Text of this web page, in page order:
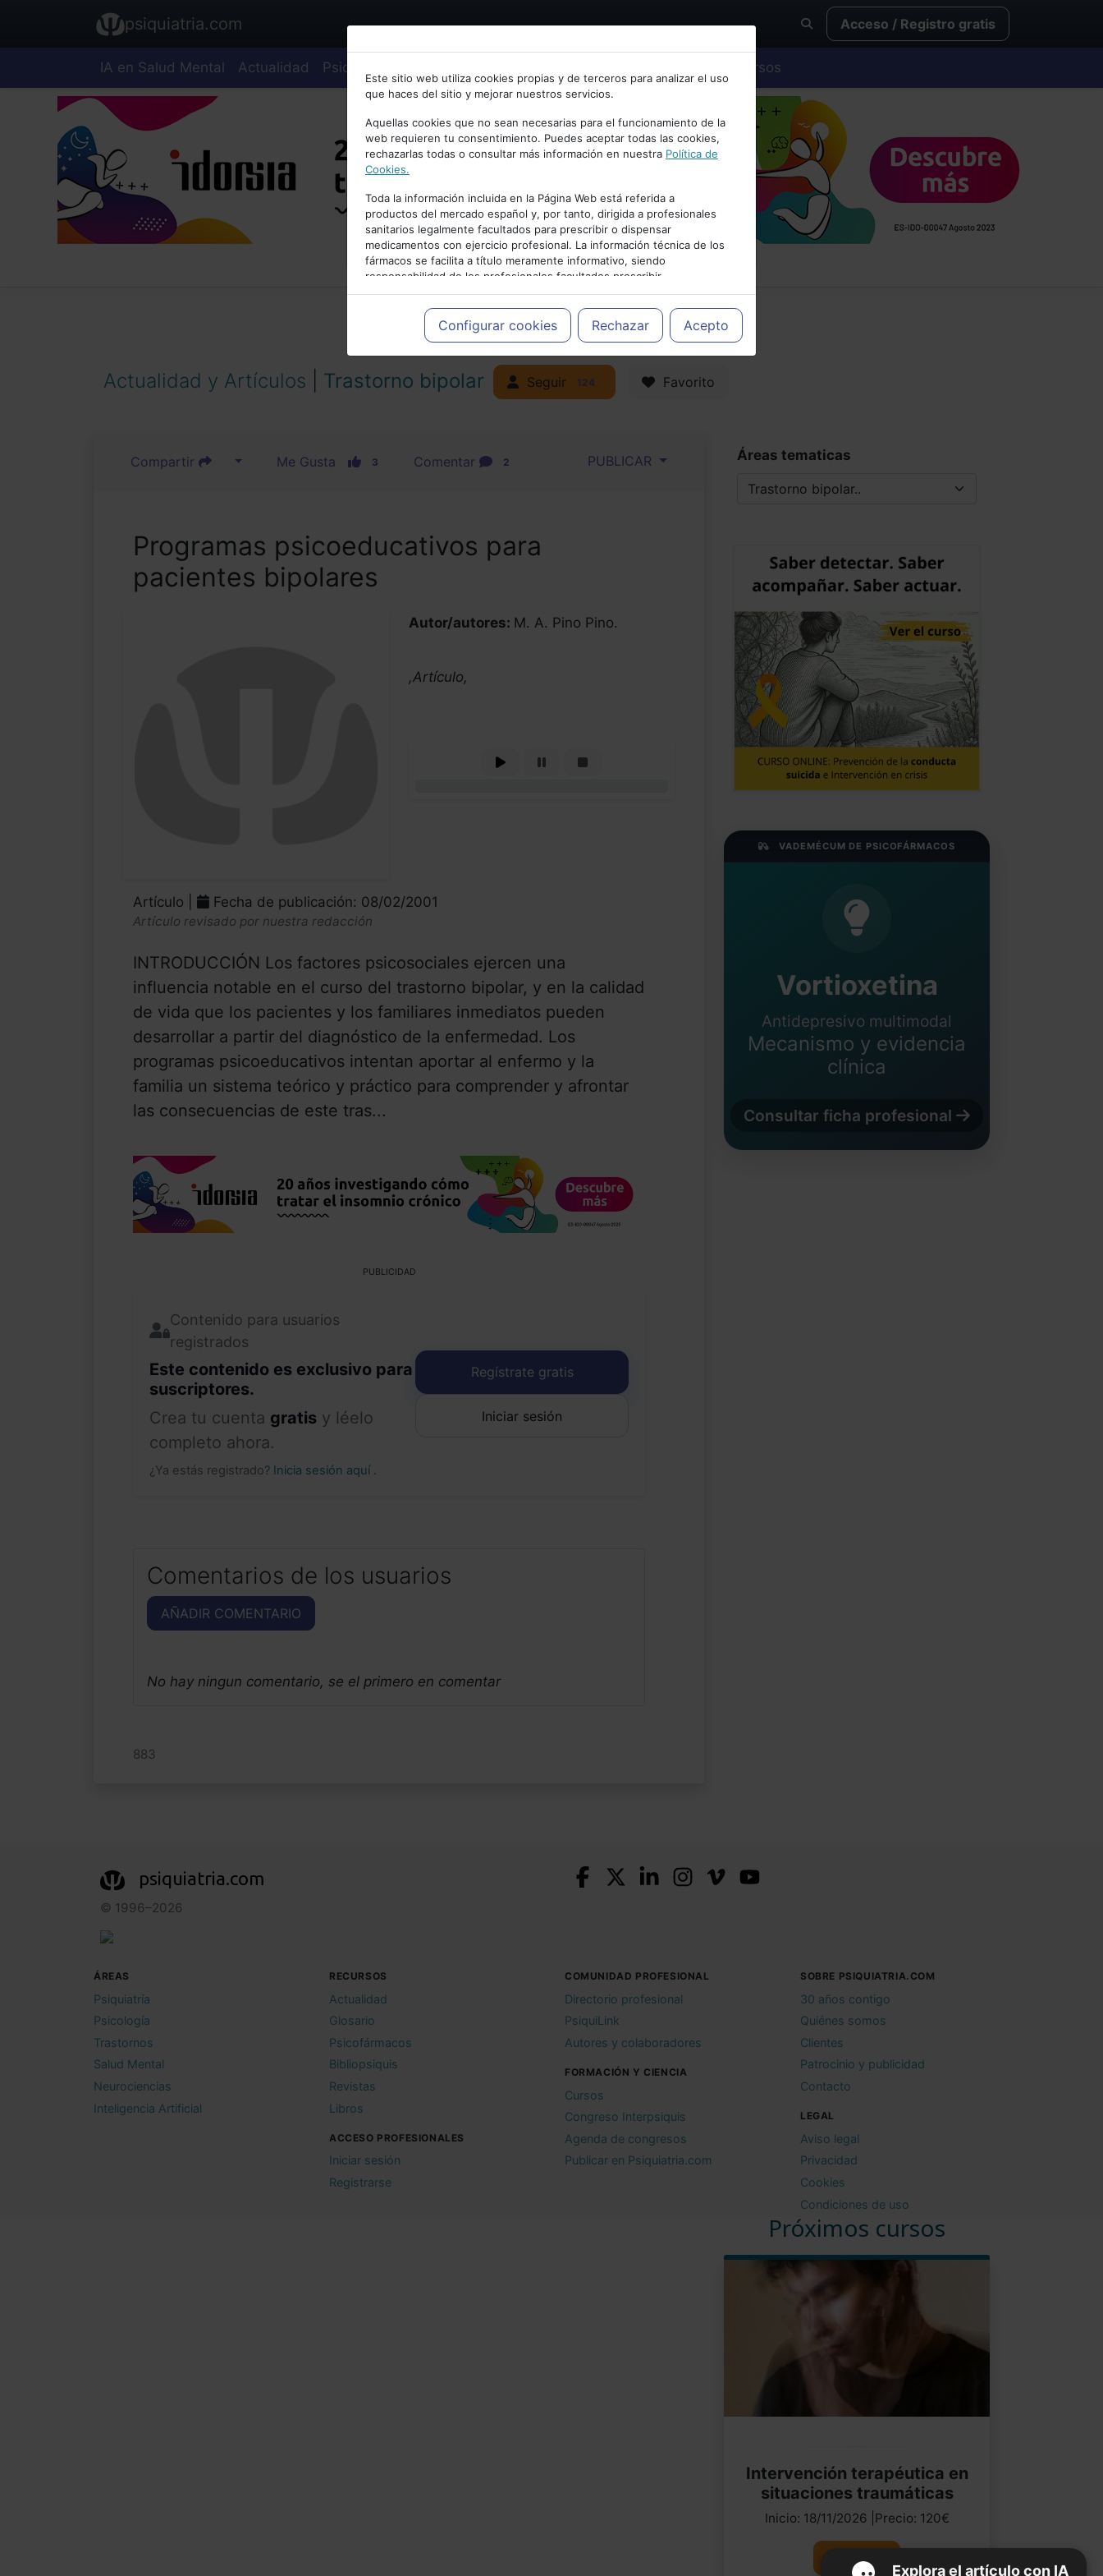
Bienvenid@ a psiquiatria.com
Escribe tu Email
Accede o regístrate con tu email.
Cancelar
psiquiatria.com Acceso / Registro gratis
IA en Salud Mental Actualidad Psiquiatría Cursos
Este sitio web utiliza cookies propias y de terceros para analizar el uso
que haces del sitio y mejorar nuestros servicios.
Aquellas cookies que no sean necesarias para el funcionamiento de la
web requieren tu consentimiento. Puedes aceptar todas las cookies,
rechazarlas todas o consultar más información en nuestra Política de
Cookies.
Toda la información incluida en la Página Web está referida a
productos del mercado español y, por tanto, dirigida a profesionales
sanitarios legalmente facultados para prescribir o dispensar
medicamentos con ejercicio profesional. La información técnica de los
fármacos se facilita a título meramente informativo, siendo
responsabilidad de los profesionales facultados prescribir
medicamentos y decidir, en cada caso concreto, el tratamiento más
adecuado a las necesidades del paciente.
Configurar cookies Rechazar Acepto
PUBLICIDAD
Actualidad y Artículos Trastorno bipolar Seguir 124 Favorito
Compartir Me Gusta 3 Comentar 2 PUBLICAR
Programas psicoeducativos para
pacientes bipolares
Autor/autores: M. A. Pino Pino.
,Artículo,
Artículo | Fecha de publicación: 08/02/2001
Artículo revisado por nuestra redacción
INTRODUCCIÓN Los factores psicosociales ejercen una
influencia notable en el curso del trastorno bipolar, y en la calidad
de vida que los pacientes y los familiares inmediatos pueden
desarrollar a partir del diagnóstico de la enfermedad. Los
programas psicoeducativos intentan aportar al enfermo y la
familia un sistema teórico y práctico para comprender y afrontar
las consecuencias de este tras...
PUBLICIDAD
Contenido para usuarios
registrados
Este contenido es exclusivo para
suscriptores.
Crea tu cuenta gratis y léelo
completo ahora.
¿Ya estás registrado? Inicia sesión aquí .
Regístrate gratis
Iniciar sesión
Comentarios de los usuarios
AÑADIR COMENTARIO
No hay ningun comentario, se el primero en comentar
883
Áreas tematicas
VADEMÉCUM DE PSICOFÁRMACOS
Vortioxetina
Antidepresivo multimodal
Mecanismo y evidencia
clínica
Consultar ficha profesional
Próximos cursos
Intervención terapéutica en
situaciones traumáticas
Inicio: 18/11/2026 |Precio: 120€
Ver curso
Explora el artículo con IA
psiquiatria.com
© 1996–2026
ÁREAS
Psiquiatría
Psicología
Trastornos
Salud Mental
Neurociencias
Inteligencia Artificial
RECURSOS
Actualidad
Glosario
Psicofármacos
Bibliopsiquis
Revistas
Libros
ACCESO PROFESIONALES
Iniciar sesión
Registrarse
COMUNIDAD PROFESIONAL
Directorio profesional
PsiquiLink
Autores y colaboradores
FORMACIÓN Y CIENCIA
Cursos
Congreso Interpsiquis
Agenda de congresos
Publicar en Psiquiatria.com
SOBRE PSIQUIATRIA.COM
30 años contigo
Quiénes somos
Clientes
Patrocinio y publicidad
Contacto
LEGAL
Aviso legal
Privacidad
Cookies
Condiciones de uso